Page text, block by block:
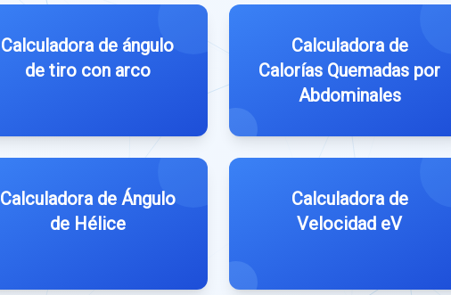
Calculadora de ángulo
de tiro con arco
Calculadora de
Calorías Quemadas por
Abdominales
Calculadora de Ángulo
de Hélice
Calculadora de
Velocidad eV